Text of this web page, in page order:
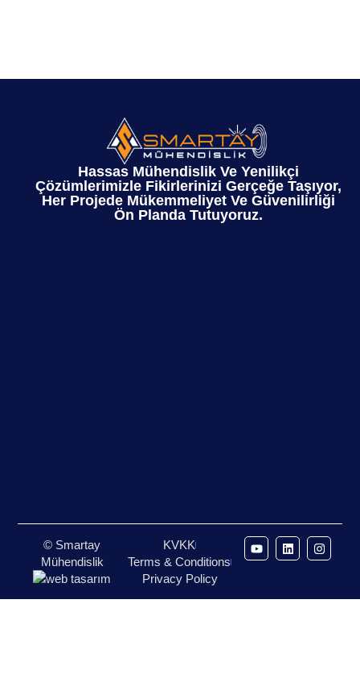
Hassas Mühendislik Ve Yenilikçi
Çözümlerimizle Fikirlerinizi Gerçeğe Taşıyor,
Her Projede Mükemmeliyet Ve Güvenilirliği
Ön Planda Tutuyoruz.
© Smartay
Mühendislik
KVKK
Terms & Conditions
Privacy Policy